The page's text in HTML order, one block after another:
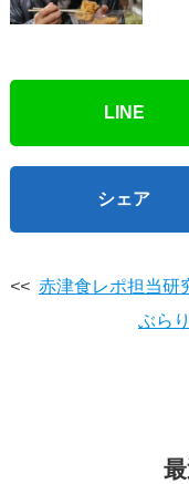
LINE
シェア
<< 赤津食レポ担当研
ぶら